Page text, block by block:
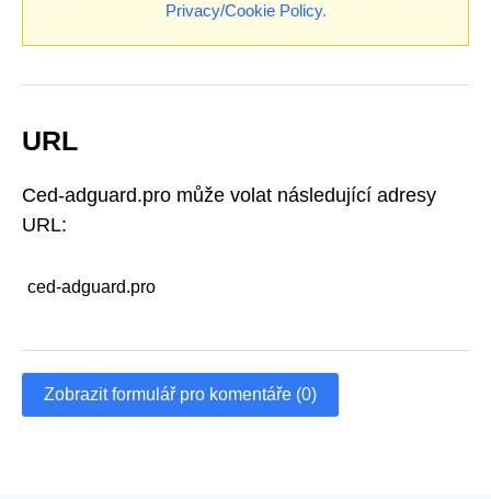
Privacy/Cookie Policy.
URL
Ced-adguard.pro může volat následující adresy
URL:
ced-adguard.pro
Zobrazit formulář pro komentáře (0)